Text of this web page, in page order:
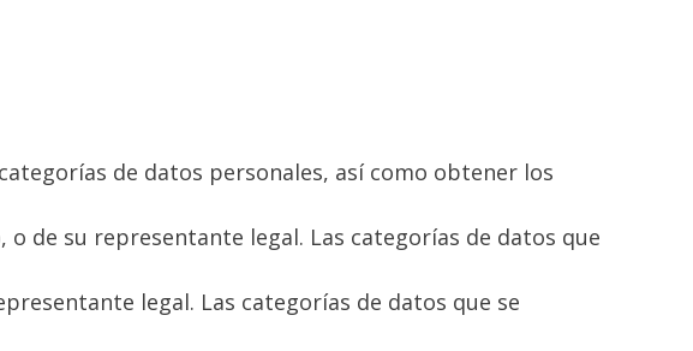
de datos personales, así como obtener los
de su representante legal. Las categorías de datos que
legal. Las categorías de datos que se